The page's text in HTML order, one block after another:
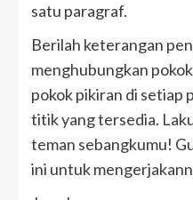
satu paragraf.
Berilah keterangan
menghubungkan
pokok pikiran di setiap
titik yang tersedia.
teman sebangkumu!
ini untuk